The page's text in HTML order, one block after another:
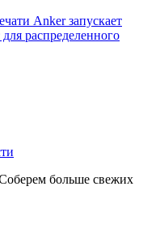
Anker запускает
распределенного
больше свежих